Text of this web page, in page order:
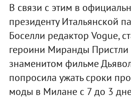
В связи с этим в
президенту Итальянской
Боселли редактор Vogue,
героини Миранды
знаменитом фильме
попросила ужать сроки
моды в Милане с 7 до 3